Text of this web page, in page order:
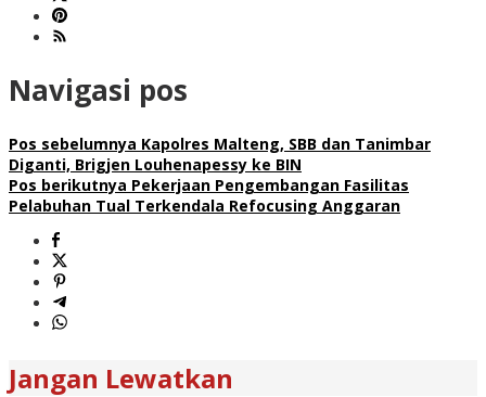
Navigasi pos
Pos sebelumnya Kapolres Malteng, SBB dan Tanimbar
Diganti, Brigjen Louhenapessy ke BIN
Pos berikutnya Pekerjaan Pengembangan Fasilitas
Pelabuhan Tual Terkendala Refocusing Anggaran
Jangan Lewatkan